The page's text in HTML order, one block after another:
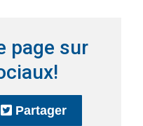
page sur
s'ouvrira dans une
Partagersur Twitter
(Ce lien